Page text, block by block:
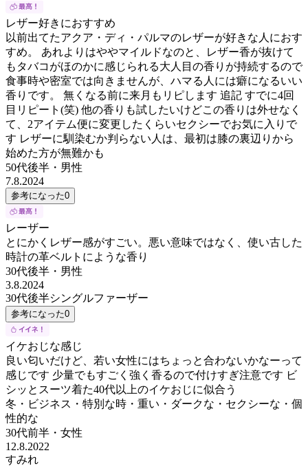
レザー好きにおすすめ
以前出てたアクア・ディ・パルマのレザーが好きな人におす
すめ。 あれよりはややマイルドなのと、レザー香が抜けて
もタバコがほのかに感じられる大人目の香りが持続するので
食事時や密室では向きませんが、ハマる人には癖になるいい
香りです。 無くなる前に来月もリピします 追記 すでに4回
目リピート(笑) 他の香りも試したいけどこの香りは外せなく
て、2アイテム便に変更したくらいセクシーでお気に入りで
す レザーに馴染むか判らない人は、最初は膝の裏辺りから
始めた方が無難かも
50代後半 ・ 男性
7.8.2024
参考になった0
レーザー
とにかくレザー感がすごい。悪い意味ではなく、使い古した
時計の革ベルトにような香り
30代後半 ・ 男性
3.8.2024
30代後半シングルファーザー
参考になった0
イケおじな感じ
良い匂いだけど、若い女性にはちょっと合わないかなーって
感じです 少量でもすごく強く香るので付けすぎ注意です ビ
シッとスーツ着た40代以上のイケおじに似合う
冬・ビジネス・特別な時・重い・ダークな・セクシーな・個
性的な
30代前半 ・ 女性
12.8.2022
すみれ